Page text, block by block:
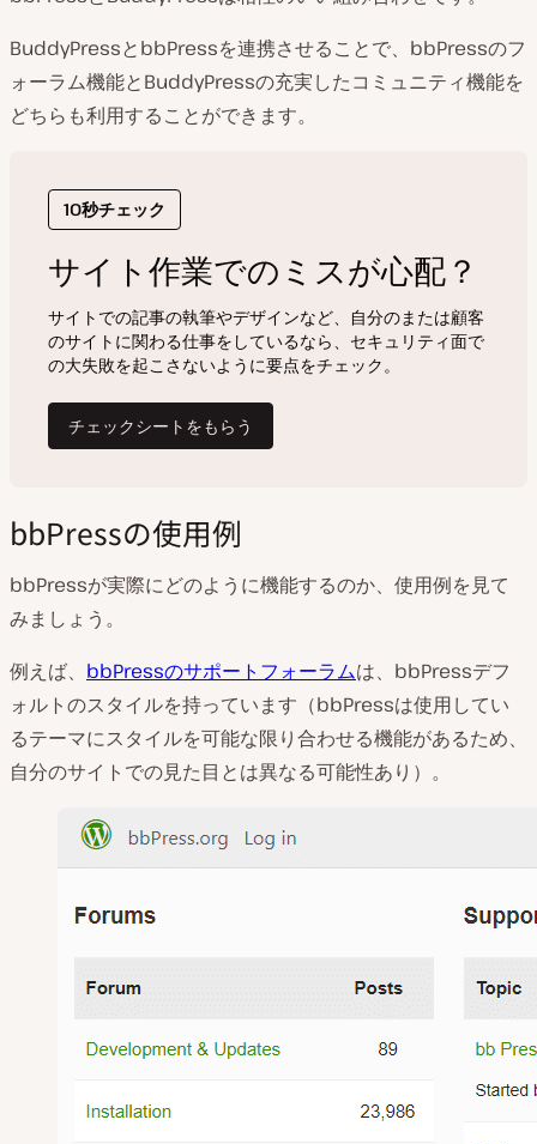
BuddyPressとbbPressを連携させることで、bbPressのフ
ォーラム機能とBuddyPressの充実したコミュニティ機能を
どちらも利用することができます。
bbPressの使用例
bbPressが実際にどのように機能するのか、使用例を見て
みましょう。
例えば、 bbPressのサポートフォーラムは、bbPressデフ
ォルトのスタイルを持っています（bbPressは使用してい
るテーマにスタイルを可能な限り合わせる機能があるため、
自分のサイトでの見た目とは異なる可能性あり）。